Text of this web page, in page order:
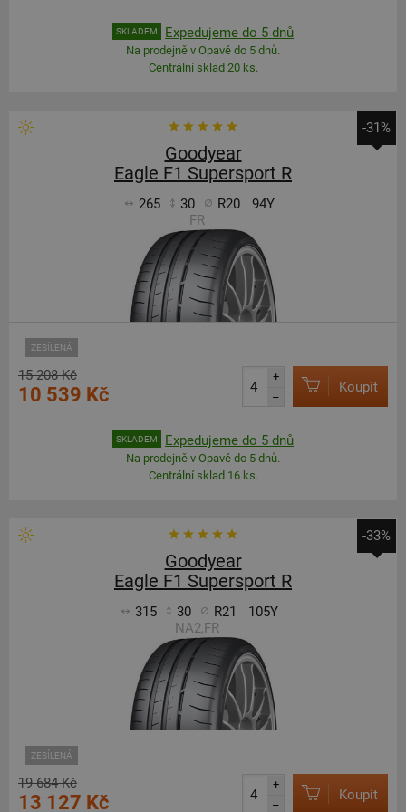
SKLADEM Expedujeme do 5 dnů
Na prodejně v Opavě do 5 dnů.
Centrální sklad 20 ks.
-31%
Goodyear
Eagle F1 Supersport R
265 30 R20
94Y
FR
ZESÍLENÁ
15 208 Kč
10 539 Kč
+
–
Koupit
SKLADEM Expedujeme do 5 dnů
Na prodejně v Opavě do 5 dnů.
Centrální sklad 16 ks.
-33%
Goodyear
Eagle F1 Supersport R
315 30 R21
105Y
NA2,FR
ZESÍLENÁ
19 684 Kč
13 127 Kč
+
–
Koupit